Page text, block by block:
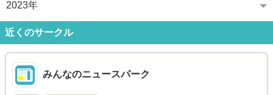
2023年
近くのサークル
みんなのニュースパーク